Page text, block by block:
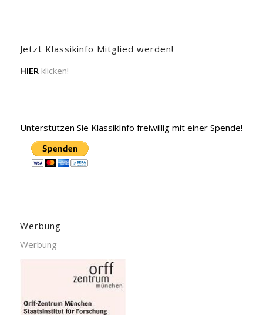
Jetzt Klassikinfo Mitglied werden!
HIER klicken!
Unterstützen Sie KlassikInfo freiwillig mit einer Spende!
Werbung
Werbung